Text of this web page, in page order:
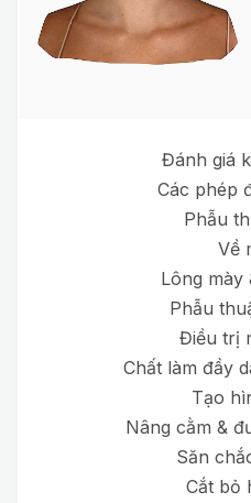
Đánh giá
Các phép
Phẫu
Về
Lông mày
Phẫu
Điều trị
Chất làm đầy
Tạo
Nâng cằm &
Săn
Cắt bỏ